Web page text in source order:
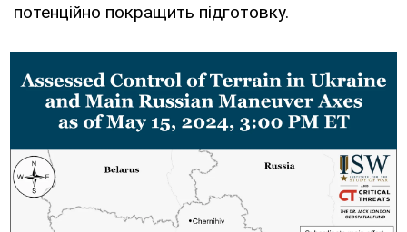
потенційно покращить підготовку.